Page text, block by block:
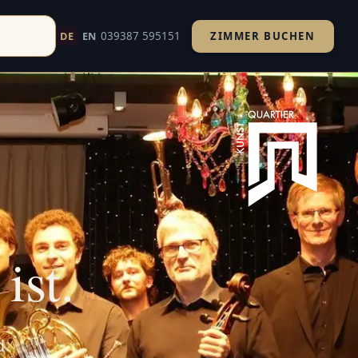
DE EN 039387 595151 ZIMMER BUCHEN
um Havelberg. Ihr Kultururlaub an Elbe und Havel.